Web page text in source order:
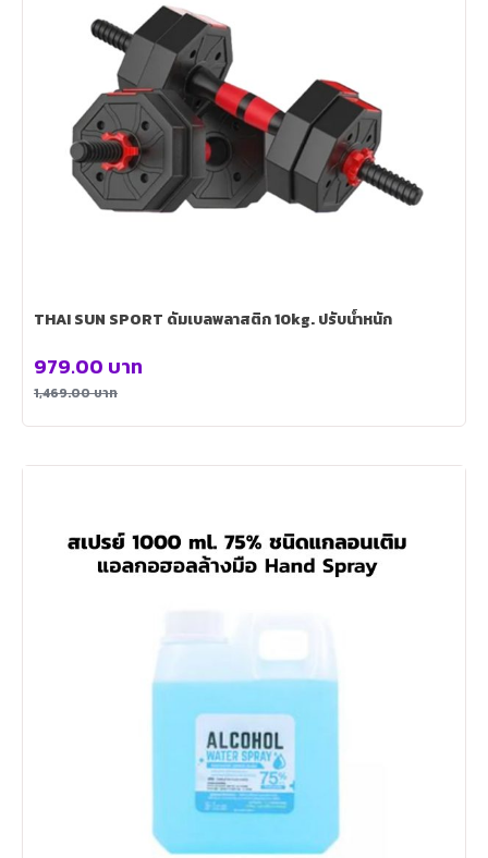
THAI SUN SPORT ดัมเบลพลาสติก 10kg. ปรับน้ำหนัก
1,469.00บาท
979.00 บาท